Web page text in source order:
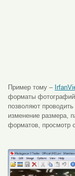
Пример тому –
форматы фотографий
позволяют проводить
изменение размера,
форматов, просмотр